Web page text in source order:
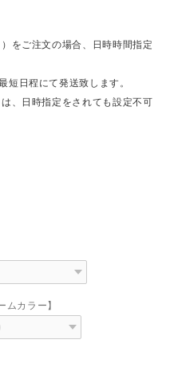
をご注文の場合、日時時間指定
日程にて発送致します。
、日時指定をされても設定不可
ムカラー】